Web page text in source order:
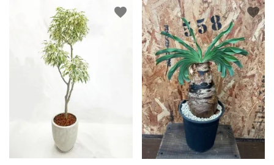
favorite favorite